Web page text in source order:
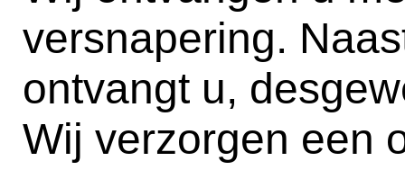
versnapering.
ontvangt u,
Wij verzorgen een